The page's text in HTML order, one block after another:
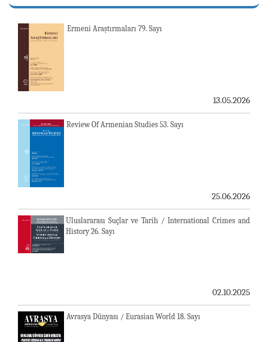
Ermeni Araştırmaları 79. Sayı
13.05.2026
Review Of Armenian Studies 53. Sayı
25.06.2026
Uluslararası Suçlar ve Tarih / International Crimes and
History 26. Sayı
02.10.2025
Avrasya Dünyası / Eurasian World 18. Sayı